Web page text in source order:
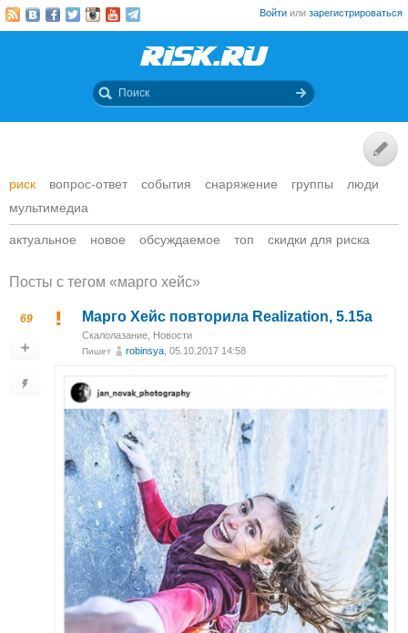
Войти или зарегистрироваться
риск вопрос-ответ события снаряжение группы
люди
мультимедиа
актуальное новое обсуждаемое топ скидки для риска
Посты c тегом «марго хейс»
69 Марго Хейс повторила Realization, 5.15a
Скалолазание Новости
Пишет robinsya , 05.10.2017 14:58